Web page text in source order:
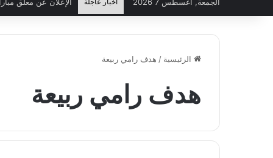
الرئيسية / هدف رامي ربيعة
هدف رامي ربيعة